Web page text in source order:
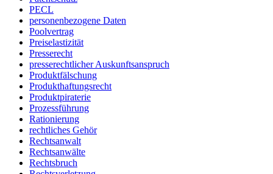
PECL
personenbezogene Daten
Poolvertrag
Preiselastizität
Presserecht
presserechtlicher Auskunftsanspruch
Produktfälschung
Produkthaftungsrecht
Produktpiraterie
Prozessführung
Rationierung
rechtliches Gehör
Rechtsanwalt
Rechtsanwälte
Rechtsbruch